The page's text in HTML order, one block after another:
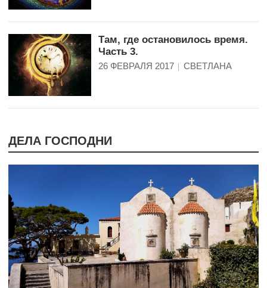
Там, где остановилось время.
Часть 3.
26 ФЕВРАЛЯ 2017 СВЕТЛАНА
ДЕЛА ГОСПОДНИ